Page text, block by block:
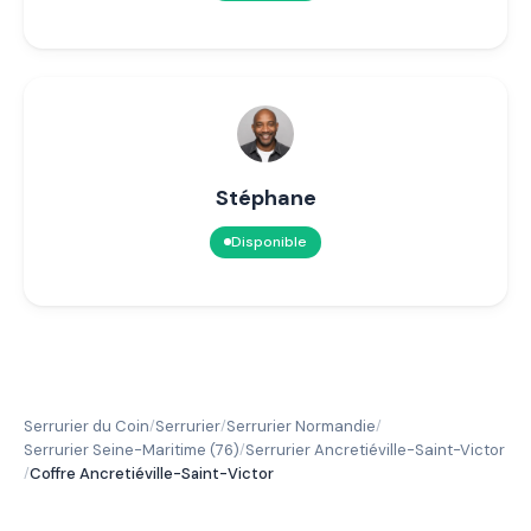
Stéphane
Disponible
Serrurier du Coin/Serrurier/Serrurier Normandie/
Serrurier Seine-Maritime (76)/Serrurier Ancretiéville-Saint-Victor
/Coffre Ancretiéville-Saint-Victor